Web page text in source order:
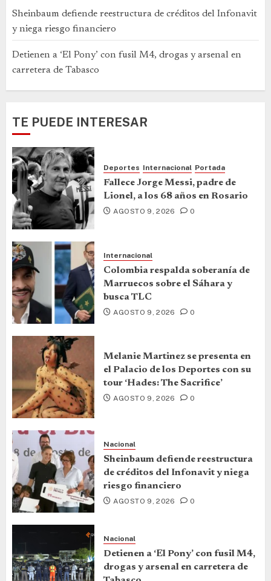
Sheinbaum defiende reestructura de créditos del Infonavit
y niega riesgo financiero
Detienen a ‘El Pony’ con fusil M4, drogas y arsenal en
carretera de Tabasco
TE PUEDE INTERESAR
Deportes Internacional Portada
Fallece Jorge Messi, padre de
Lionel, a los 68 años en Rosario
AGOSTO 9, 2026 0
Internacional
Colombia respalda soberanía de
Marruecos sobre el Sáhara y
busca TLC
AGOSTO 9, 2026 0
Melanie Martinez se presenta en
el Palacio de los Deportes con su
tour ‘Hades: The Sacrifice’
AGOSTO 9, 2026 0
Nacional
Sheinbaum defiende reestructura
de créditos del Infonavit y niega
riesgo financiero
AGOSTO 9, 2026 0
Nacional
Detienen a ‘El Pony’ con fusil M4,
drogas y arsenal en carretera de